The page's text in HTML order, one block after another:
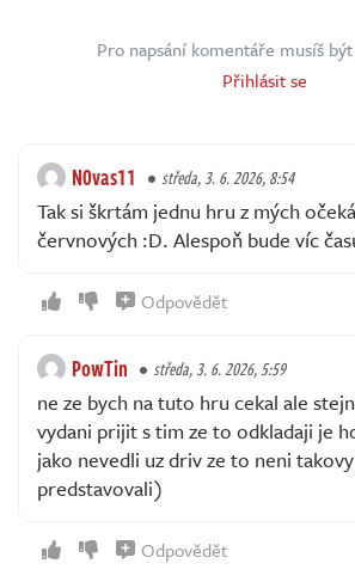
Pro napsání komentáře musíš
Přihlásit se
N0vas11 středa, 3. 6. 2026, 8:54
Tak si škrtám jednu hru z mých
červnových :D. Alespoň bude víc
Odpovědět
PowTin středa, 3. 6. 2026, 5:59
ne ze bych na tuto hru cekal ale
vydani prijit s tim ze to odkladaji je
jako nevedli uz driv ze to neni
predstavovali)
Odpovědět